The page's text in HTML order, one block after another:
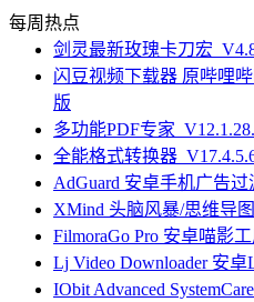
每周热点
剑灵最新玫瑰卡刀宏
闪豆视频下载器 原哔哩
版
多功能PDF专家
全能格式转换器
AdGuard 安卓手机广告过
XMind 头脑风暴/思维导
FilmoraGo Pro 安卓喵影
Lj Video Downloader 安
IObit Advanced